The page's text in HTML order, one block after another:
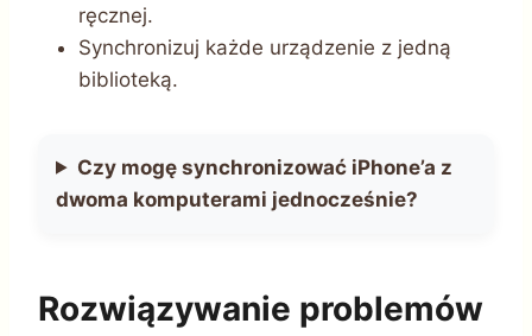
ręcznej.
Synchronizuj każde urządzenie z jedną
biblioteką.
Czy mogę synchronizować iPhone’a z
dwoma komputerami jednocześnie?
Rozwiązywanie problemów